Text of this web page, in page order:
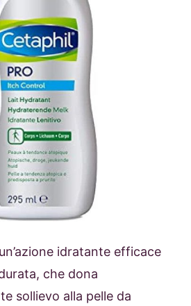
idratante efficace
che dona
sollievo alla pelle da